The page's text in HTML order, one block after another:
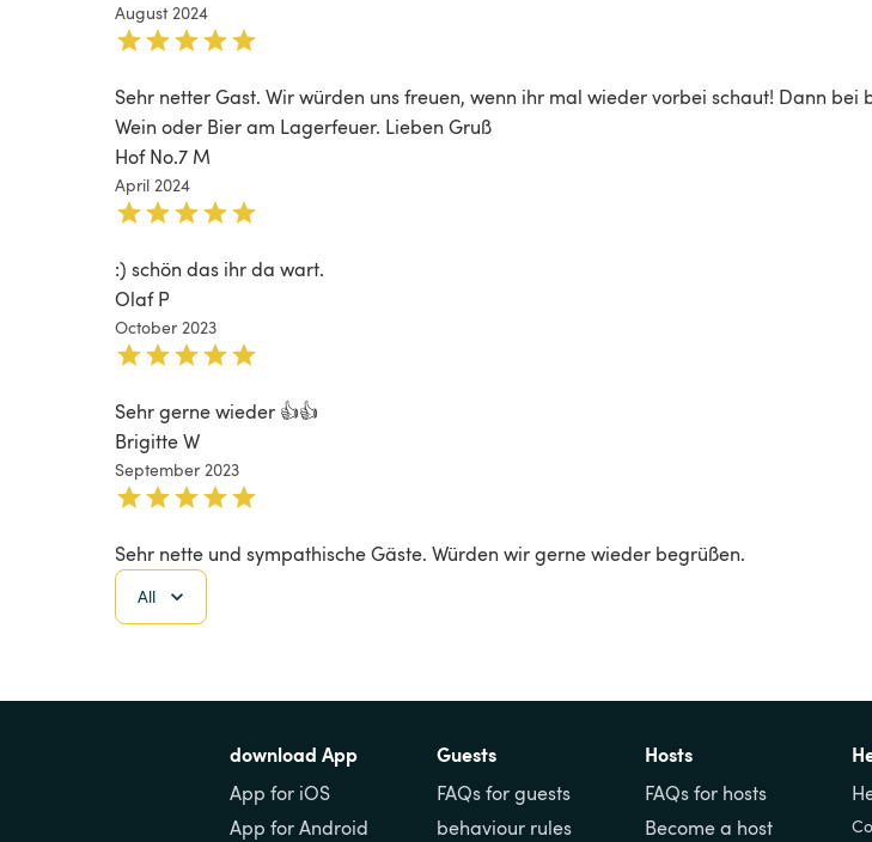
August 2024
Sehr netter Gast. Wir würden uns freuen, wenn ihr mal wieder vorbei schaut! Dann bei
Wein oder Bier am Lagerfeuer. Lieben Gruß
Hof No.7 M
April 2024
:) schön das ihr da wart.
Olaf P
October 2023
Sehr gerne wieder 👍👍
Brigitte W
September 2023
Sehr nette und sympathische Gäste. Würden wir gerne wieder begrüßen.
All
download App
App for iOS
App for Android
Guests
FAQs for guests
behaviour rules
Hosts
FAQs for hosts
Become a host